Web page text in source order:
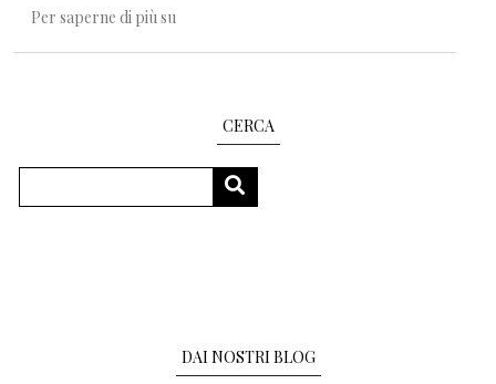
Per saperne di più su
CERCA
CERCA
DAI NOSTRI BLOG